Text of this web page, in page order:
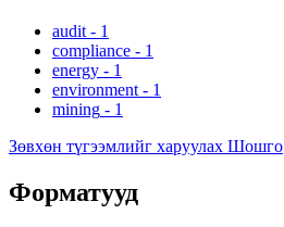
audit - 1
compliance - 1
energy - 1
environment - 1
mining - 1
Зөвхөн түгээмлийг харуулах Шошго
Форматууд